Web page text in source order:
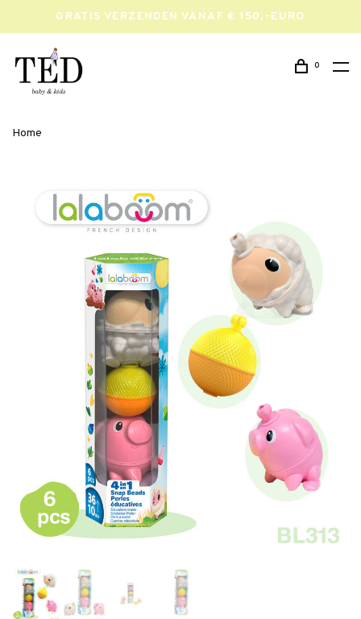
GRATIS VERZENDEN VANAF € 150,-EURO
0
Home